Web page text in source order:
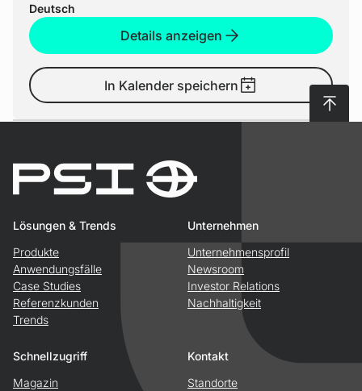
Deutsch
Details anzeigen
In Kalender speichern
Lösungen & Trends
Produkte
Anwendungsfälle
Case Studies
Referenzkunden
Trends
Unternehmen
Unternehmensprofil
Newsroom
Investor Relations
Nachhaltigkeit
Schnellzugriff
Magazin
Kontakt
Standorte
Nach